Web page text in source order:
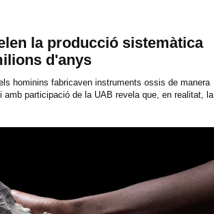
la producció sistemàtica
d'anys
hominins fabricaven instruments ossis de manera
participació de la UAB revela que, en realitat, la